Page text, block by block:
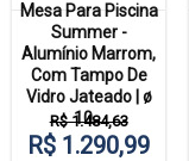
Mesa Para Piscina
Summer -
Alumínio Marrom,
Com Tampo De
Vidro Jateado | ø
10...
R$ 1.484,63
R$ 1.290,99